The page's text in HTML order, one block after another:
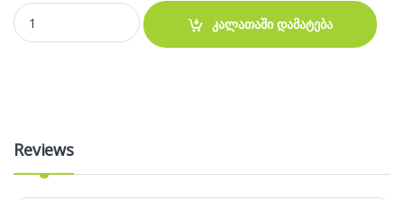
HP 8560W 8570W keyboard კლავიატურა quantity
კალათაში დამატება
Reviews